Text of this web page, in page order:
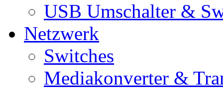
USB Umschalter &
Netzwerk
Switches
Mediakonverter &